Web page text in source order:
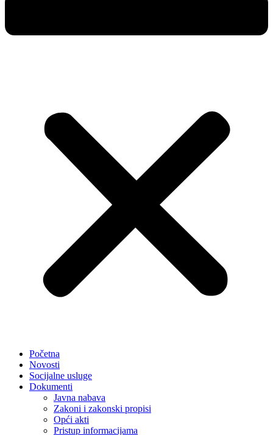
Početna
Novosti
Socijalne usluge
Dokumenti
Javna nabava
Zakoni i zakonski propisi
Opći akti
Pristup informacijama